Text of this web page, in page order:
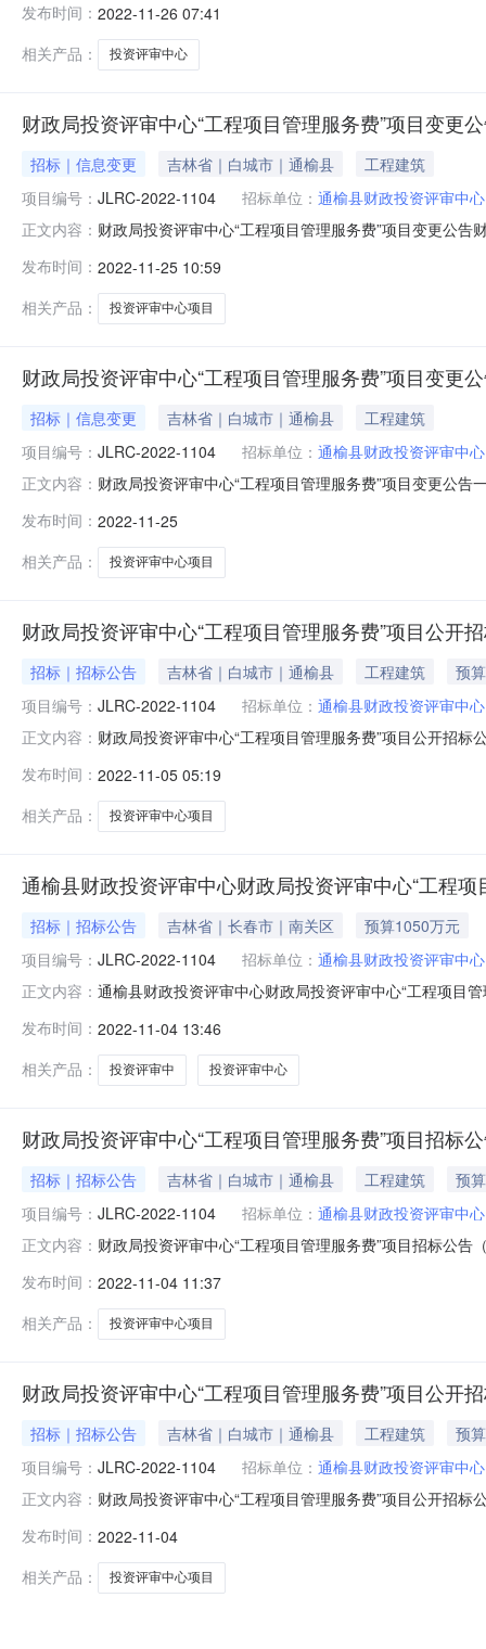
件递交方式不变，增加投标文件递交方式：1.邮寄方式：
自拟）
发布时间： 2022-11-26 07:41
相关产品：
投资评审中心
财政局投资评审中心“工程项目管理服务费”项目变更
招标｜信息变更 吉林省｜白城市｜通榆县
工程建筑
项目编号： JLRC-2022-1104 招标单位： 通榆县财政投资评审中心
正文内容： 财政局投资评审中心“工程项目管理服务费”项目变更公
标文件可采用邮寄方式送达，投标人可不到达开标现场
139436416
发布时间： 2022-11-25 10:59
相关产品：
投资评审中心项目
财政局投资评审中心“工程项目管理服务费”项目变更
招标｜信息变更 吉林省｜白城市｜通榆县
工程建筑
项目编号： JLRC-2022-1104 招标单位： 通榆县财政投资评审中心
正文内容： 财政局投资评审中心“工程项目管理服务费”项目变更公
场，须出具经签字并盖章的“开标过程及内容无异议承诺
（通榆县财政
发布时间： 2022-11-25
相关产品：
投资评审中心项目
财政局投资评审中心“工程项目管理服务费”项目公开
招标｜招标公告 吉林省｜白城市｜通榆县 工程建筑
预
项目编号： JLRC-2022-1104 招标单位： 通榆县财政投资评审中心
正文内容： 财政局投资评审中心“工程项目管理服务费”项目公开招
件，并于2022年11月28日14点00分（北京时间）前提交
发布时间： 2022-11-05 05:19
相关产品：
投资评审中心项目
通榆县财政投资评审中心财政局投资评审中心“工程
招标｜招标公告 吉林省｜长春市｜南关区
预算1050万元
项目编号： JLRC-2022-1104 招标单位： 通榆县财政投资评审中心
正文内容： 通榆县财政投资评审中心财政局投资评审中心“工程项目
局投资评审中心“工程项目管理服务费”项目预算金额：
发布时间： 2022-11-04 13:46
相关产品：
投资评审中 投资评审中心
财政局投资评审中心“工程项目管理服务费”项目招标
招标｜招标公告 吉林省｜白城市｜通榆县 工程建筑
预
项目编号： JLRC-2022-1104 招标单位： 通榆县财政投资评审中心
正文内容： 财政局投资评审中心“工程项目管理服务费”项目招标公
提交投标文件。一、项目基本情况1.项目编号：JLRC-
发布时间： 2022-11-04 11:37
相关产品：
投资评审中心项目
财政局投资评审中心“工程项目管理服务费”项目公开
招标｜招标公告 吉林省｜白城市｜通榆县 工程建筑
预
项目编号： JLRC-2022-1104 招标单位： 通榆县财政投资评审中心
正文内容： 财政局投资评审中心“工程项目管理服务费”项目公开招
11月28日14点00分（北京时间）前提交投标文件。一、
发布时间： 2022-11-04
相关产品：
投资评审中心项目